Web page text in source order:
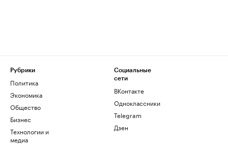
Рубрики
Политика
Экономика
Общество
Бизнес
Технологии и
медиа
Социальные
сети
ВКонтакте
Одноклассники
Telegram
Дзен